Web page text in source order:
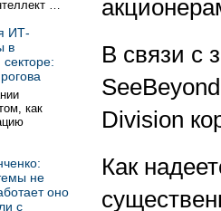
…
ИТ-
в
как
не
оно
с
В связи с
Division
Как